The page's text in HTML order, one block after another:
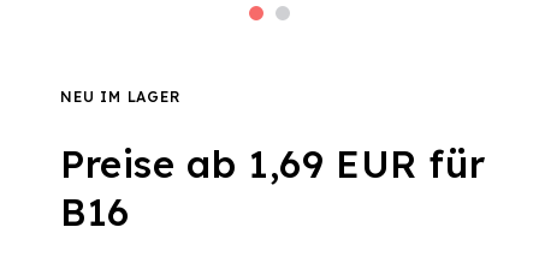
NEU IM LAGER
Preise ab 1,69 EUR für
B16